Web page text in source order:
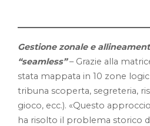
Gestione zonale e
“seamless”– Grazie alla
stata mappata in 10 zone
tribuna scoperta, segreteria,
gioco, ecc.). «Questo
ha risolto il problema storico